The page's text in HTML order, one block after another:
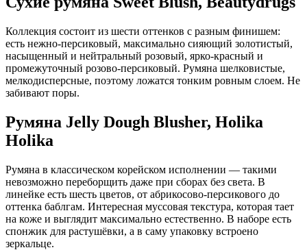
Коллекция состоит из шести оттенков с разным финишем:
есть нежно‑персиковый, максимально сияющий золотистый,
насыщенный и нейтральный розовый, ярко‑красный и
промежуточный розово‑персиковый. Румяна шелковистые,
мелкодисперсные, поэтому ложатся тонким ровным слоем. Не
забивают поры.
Румяна Jelly Dough Blusher, Holika
Holika
Румяна в классическом корейском исполнении — такими
невозможно переборщить даже при сборах без света. В
линейке есть шесть цветов, от абрикосово‑персикового до
оттенка баблгам. Интересная муссовая текстура, которая тает
на коже и выглядит максимально естественно. В наборе есть
спонжик для растушёвки, а в саму упаковку встроено
зеркальце.